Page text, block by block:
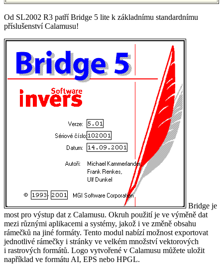
Od SL2002 R3 patří Bridge 5 lite k základnímu standardnímu
příslušenství Calamusu!
Bridge je
most pro výstup dat z Calamusu. Okruh použití je ve výměně dat
mezi různými aplikacemi a systémy, jakož i ve změně obsahu
rámečků na jiné formáty. Tento modul nabízí možnost exportovat
jednotlivé rámečky i stránky ve velkém množství vektorových
i rastrových formátů. Logo vytvořené v Calamusu můžete uložit
například ve formátu AI, EPS nebo HPGL.